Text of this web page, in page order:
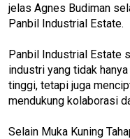
jelas Agnes Budiman
Panbil Industrial Estate.
Panbil Industrial Estate
industri yang tidak
tinggi, tetapi juga
mendukung kolaborasi
Selain Muka Kuning